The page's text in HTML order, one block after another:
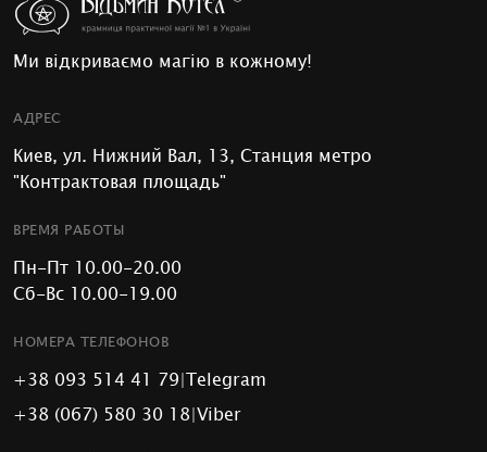
Ми відкриваємо магію в кожному!
АДРЕС
Киев, ул. Нижний Вал, 13, Станция метро
"Контрактовая площадь"
ВРЕМЯ РАБОТЫ
Пн-Пт 10.00-20.00
Сб-Вс 10.00-19.00
НОМЕРА ТЕЛЕФОНОВ
+38 093 514 41 79|Telegram
+38 (067) 580 30 18|Viber